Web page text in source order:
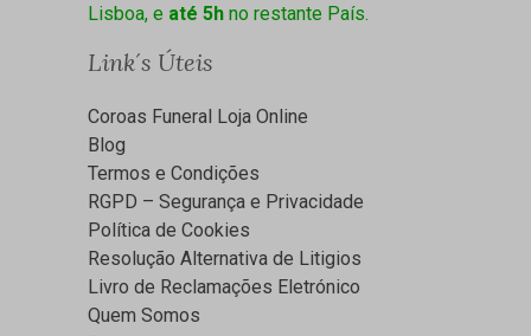
Lisboa, e até 5h no restante País.
Link´s Úteis
Coroas Funeral Loja Online
Blog
Termos e Condições
RGPD – Segurança e Privacidade
Política de Cookies
Resolução Alternativa de Litigios
Livro de Reclamações Eletrónico
Quem Somos